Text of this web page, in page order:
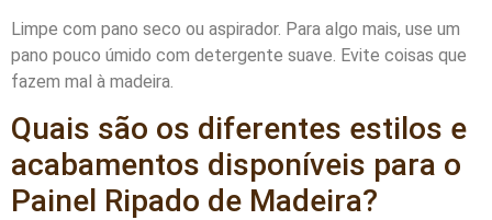
Limpe com pano seco ou aspirador. Para algo mais, use um
pano pouco úmido com detergente suave. Evite coisas que
fazem mal à madeira.
Quais são os diferentes estilos e
acabamentos disponíveis para o
Painel Ripado de Madeira?